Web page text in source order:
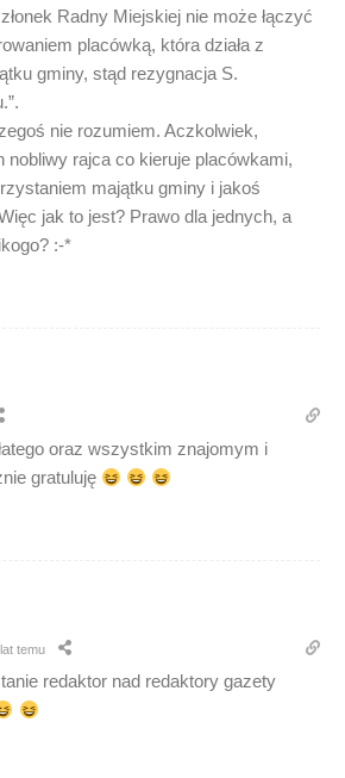
Radny Miejskiej nie może łączyć
placówką, która działa z
gminy, stąd rezygnacja S.
nie rozumiem. Aczkolwiek,
nobliwy rajca co kieruje placówkami,
majątku gminy i jakoś
jak to jest? Prawo dla jednych, a
:-*
oraz wszystkim znajomym i
gratuluję
temu
redaktor nad redaktory gazety